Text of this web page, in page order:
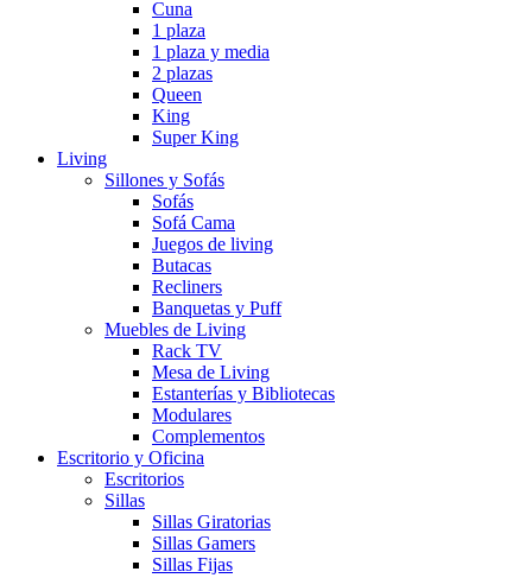
Cuna
1 plaza
1 plaza y media
2 plazas
Queen
King
Super King
Living
Sillones y Sofás
Sofás
Sofá Cama
Juegos de living
Butacas
Recliners
Banquetas y Puff
Muebles de Living
Rack TV
Mesa de Living
Estanterías y Bibliotecas
Modulares
Complementos
Escritorio y Oficina
Escritorios
Sillas
Sillas Giratorias
Sillas Gamers
Sillas Fijas